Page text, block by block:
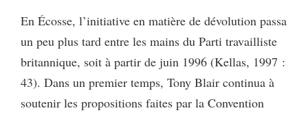
En Écosse, l’initiative en matière de dévolution passa
un peu plus tard entre les mains du Parti travailliste
britannique, soit à partir de juin 1996 (Kellas, 1997 :
43). Dans un premier temps, Tony Blair continua à
soutenir les propositions faites par la Convention